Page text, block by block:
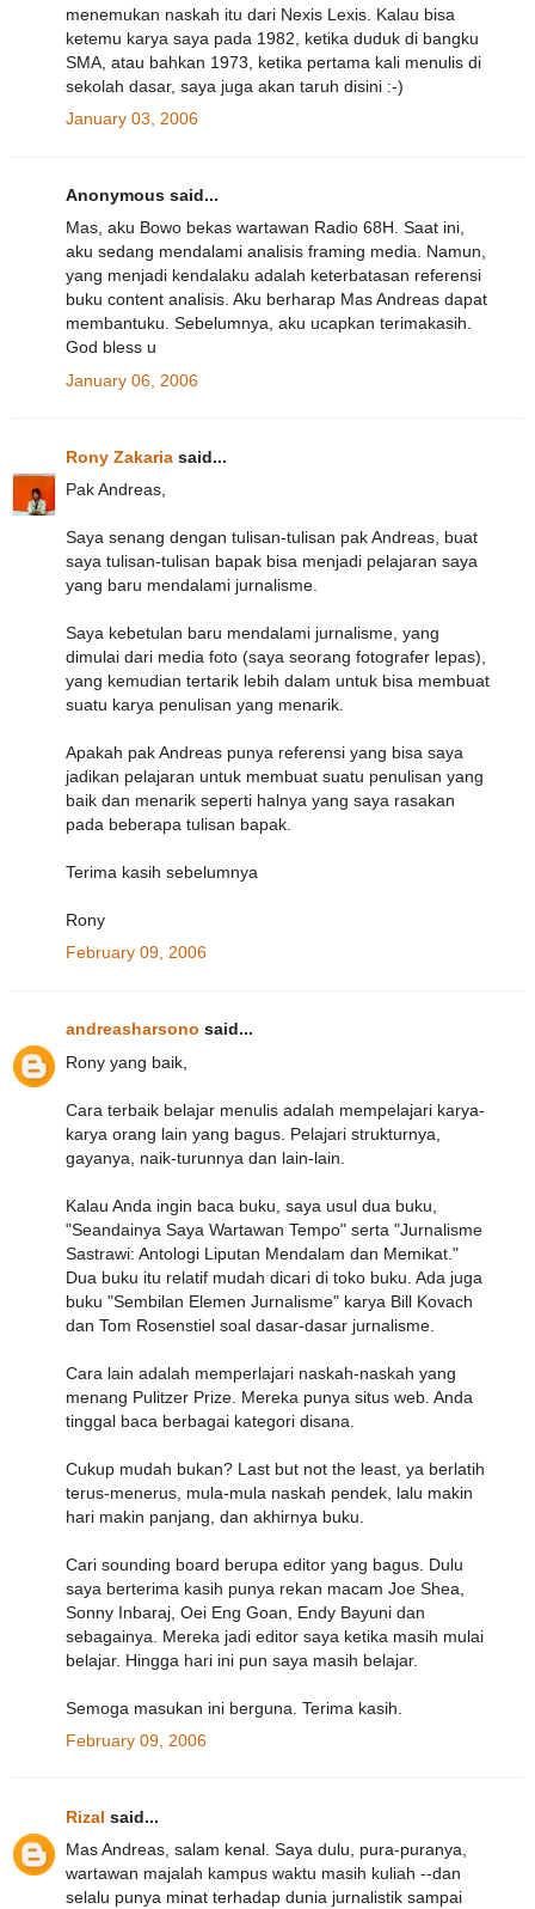
menemukan naskah itu dari Nexis Lexis. Kalau bisa
ketemu karya saya pada 1982, ketika duduk di bangku
SMA, atau bahkan 1973, ketika pertama kali menulis di
sekolah dasar, saya juga akan taruh disini :-)
January 03, 2006
Anonymous said...
Mas, aku Bowo bekas wartawan Radio 68H. Saat ini,
aku sedang mendalami analisis framing media. Namun,
yang menjadi kendalaku adalah keterbatasan referensi
buku content analisis. Aku berharap Mas Andreas dapat
membantuku. Sebelumnya, aku ucapkan terimakasih.
God bless u
January 06, 2006
Rony Zakaria said...
Pak Andreas,
Saya senang dengan tulisan-tulisan pak Andreas, buat
saya tulisan-tulisan bapak bisa menjadi pelajaran saya
yang baru mendalami jurnalisme.
Saya kebetulan baru mendalami jurnalisme, yang
dimulai dari media foto (saya seorang fotografer lepas),
yang kemudian tertarik lebih dalam untuk bisa membuat
suatu karya penulisan yang menarik.
Apakah pak Andreas punya referensi yang bisa saya
jadikan pelajaran untuk membuat suatu penulisan yang
baik dan menarik seperti halnya yang saya rasakan
pada beberapa tulisan bapak.
Terima kasih sebelumnya
Rony
February 09, 2006
andreasharsono said...
Rony yang baik,
Cara terbaik belajar menulis adalah mempelajari karya-
karya orang lain yang bagus. Pelajari strukturnya,
gayanya, naik-turunnya dan lain-lain.
Kalau Anda ingin baca buku, saya usul dua buku,
"Seandainya Saya Wartawan Tempo" serta "Jurnalisme
Sastrawi: Antologi Liputan Mendalam dan Memikat."
Dua buku itu relatif mudah dicari di toko buku. Ada juga
buku "Sembilan Elemen Jurnalisme" karya Bill Kovach
dan Tom Rosenstiel soal dasar-dasar jurnalisme.
Cara lain adalah memperlajari naskah-naskah yang
menang Pulitzer Prize. Mereka punya situs web. Anda
tinggal baca berbagai kategori disana.
Cukup mudah bukan? Last but not the least, ya berlatih
terus-menerus, mula-mula naskah pendek, lalu makin
hari makin panjang, dan akhirnya buku.
Cari sounding board berupa editor yang bagus. Dulu
saya berterima kasih punya rekan macam Joe Shea,
Sonny Inbaraj, Oei Eng Goan, Endy Bayuni dan
sebagainya. Mereka jadi editor saya ketika masih mulai
belajar. Hingga hari ini pun saya masih belajar.
Semoga masukan ini berguna. Terima kasih.
February 09, 2006
Rizal said...
Mas Andreas, salam kenal. Saya dulu, pura-puranya,
wartawan majalah kampus waktu masih kuliah --dan
selalu punya minat terhadap dunia jurnalistik sampai